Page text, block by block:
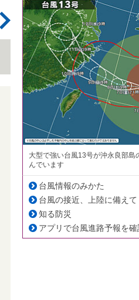
大型で強い台風13号が沖永良部島
んでいます
台風情報のみかた
台風の接近、上陸に備えて
知る防災
アプリで台風進路予報を確